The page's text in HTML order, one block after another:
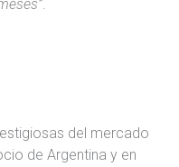
.
del mercado
de Argentina y en